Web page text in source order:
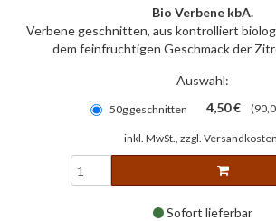
Bio Verbene kbA.
Verbene geschnitten, aus kontrolliert
dem feinfruchtigen Geschmack der
Auswahl:
50g geschnitten 4,50 €
inkl. MwSt., zzgl.
Sofort lieferbar